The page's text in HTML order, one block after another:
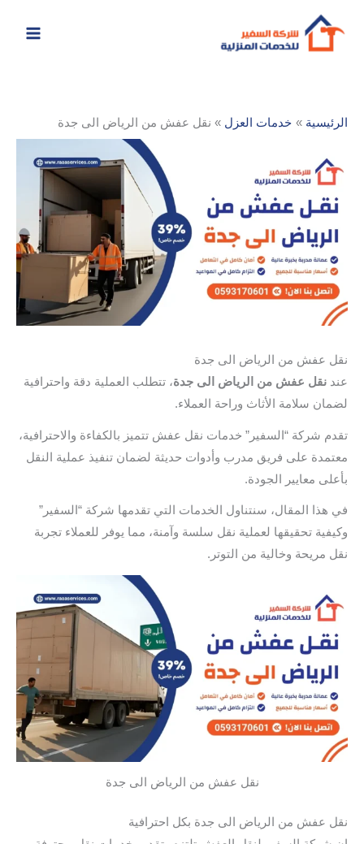
المحتوى
الرئيسية خدمات العزل نقل عفش من الرياض الى جدة
نقل عفش من الرياض الى جدة
عند نقل عفش من الرياض الى جدة، تتطلب العملية دقة واحترافية
لضمان سلامة الأثاث وراحة العملاء.
تقدم شركة “السفير” خدمات نقل عفش تتميز بالكفاءة والاحترافية،
معتمدة على فريق مدرب وأدوات حديثة لضمان تنفيذ عملية النقل
بأعلى معايير الجودة.
في هذا المقال، سنتناول الخدمات التي تقدمها شركة “السفير”
وكيفية تحقيقها لعملية نقل سلسة وآمنة، مما يوفر للعملاء تجربة
نقل مريحة وخالية من التوتر.
نقل عفش من الرياض الى جدة
نقل عفش من الرياض الى جدة بكل احترافية